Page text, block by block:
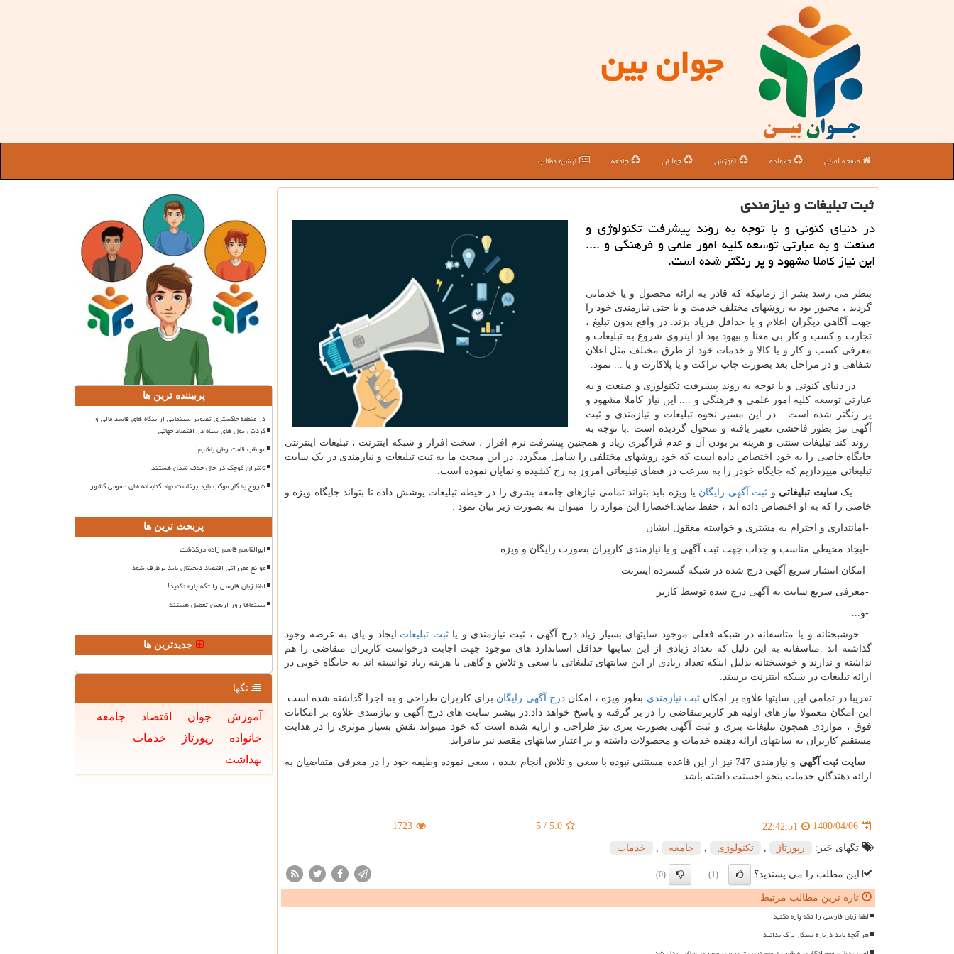
جوان بین
صفحه اصلی خانواده آموزش جوانان جامعه آرشیو مطالب
ثبت تبلیغات و نیازمندی
در دنیای كنونی و با توجه به روند پیشرفت تكنولوژی و
صنعت و به عبارتی توسعه كلیه امور علمی و فرهنگی و ....
این نیاز كاملا مشهود و پر رنگتر شده است.
بنظر می رسد بشر از زمانیکه که قادر به ارائه محصول و یا خدماتی
گردید ، مجبور بود به روشهای مختلف خدمت و یا حتی نیازمندی خود را
جهت آگاهی دیگران اعلام و یا حداقل فریاد بزند. در واقع بدون تبلیغ ،
تجارت و کسب و کار بی معنا و بیهود بود.از اینروی شروع به تبلیغات و
معرفی کسب و کار و یا کالا و خدمات خود از طرق مختلف مثل اعلان
شفاهی و در مراحل بعد بصورت چاپ تراکت و یا پلاکارت و یا ... نمود.
در دنیای کنونی و با توجه به روند پیشرفت تکنولوژی و صنعت و به
عبارتی توسعه کلیه امور علمی و فرهنگی و .... این نیاز کاملا مشهود و
پر رنگتر شده است . در این مسیر نحوه تبلیغات و نیازمندی و ثبت
آگهی نیز بطور فاحشی تغییر یافته و متحول گردیده است .با توجه به
روند کند تبلیغات سنتی و هزینه بر بودن آن و عدم فراگیری زیاد و همچنین پیشرفت نرم افزار ، سخت افزار و شبکه اینترنت ، تبلیغات اینترنتی
جایگاه خاصی را به خود اختصاص داده است که خود روشهای مختلفی را شامل میگردد. در این مبحث ما به ثبت تبلیغات و نیازمندی در یک سایت
تبلیغاتی میپردازیم که جایگاه خودر را به سرعت در فضای تبلیغاتی امروز به رخ کشیده و نمایان نموده است.
یکسایت تبلیغاتی و ثبت آگهی رایگان یا ویژه باید بتواند تمامی نیازهای جامعه بشری را در حیطه تبلیغات پوشش داده تا بتواند جایگاه ویژه و
خاصی را که به او اختصاص داده اند ، حفظ نماید.اختصارا این موارد را میتوان به بصورت زیر بیان نمود :
- امانتداری و احترام به مشتری و خواسته معقول ایشان
- ایجاد محیطی مناسب و جذاب جهت ثبت آگهی و یا نیازمندی کاربران بصورت رایگان و ویژه
- امکان انتشار سریع آگهی درج شده در شبکه گسترده اینترنت
-معرفی سریع سایت به آگهی درج شده توسط کاربر
-و...
خوشبختانه و یا متاسفانه در شبکه فعلی موجود سایتهای بسیار زیاد درج آگهی ، ثبت نیازمندی و یاثبت تبلیغات ایجاد و پای به عرصه وجود
گذاشته اند .متاسفانه به این دلیل که تعداد زیادی از این سایتها حداقل استاندارد های موجود جهت اجابت درخواست کاربران متقاضی را هم
نداشته و ندارند و خوشبختانه بدلیل اینکه تعداد زیادی از این سایتهای تبلیغاتی با سعی و تلاش و گاهی با هزینه زیاد توانسته اند به جایگاه خوبی در
ارائه تبلیغات در شبکه اینترنت برسند.
تقریبا در تمامی این سایتها علاوه بر امکانثبت نیازمندی بطور ویژه ، امکاندرج آگهی رایگان برای کاربران طراحی و به اجرا گذاشته شده است.
این امکان معمولا نیاز های اولیه هر کاربرمتقاضی را در بر گرفته و پاسخ خواهد داد.در بیشتر سایت های درج آگهی و نیازمندی علاوه بر امکانات
فوق ، مواردی همچون تبلیغات بنری و ثبت آگهی بصورت بنری نیز طراحی و ارایه شده است که خود میتواند نقش بسیار موثری را در هدایت
مستقیم کاربران به سایتهای ارائه دهنده خدمات و محصولات داشته و بر اعتبار سایتهای مقصد نیز بیافزاید.
سایت ثبت آگهی
و نیازمندی 747 نیز از این قاعده مستثنی نبوده با سعی و تلاش انجام شده ، سعی نموده وظیفه خود را در معرفی متقاضیان به
ارائه دهندگان خدمات بنحو احسنت داشته باشد.
1400/04/06
22:42:51
5.0
/
5
1723
تگهای خبر: رپورتاژ تكنولوژی جامعه خدمات
این مطلب را می پسندید؟ (1)
(0)
تازه ترین مطالب مرتبط
لطفا زبان فارسی را تکه پاره نکنید!
هر آنچه باید درباره سیگار برگ بدانید
پربیننده ترین ها
در منطقه خاکستری تصویر سینمایی از بنگاه های فاسد مالی و
گردش پول های سیاه در اقتصاد جهانی
مواظب قامت وطن باشیم!
ناشران کوچک در حال حذف شدن هستند
شروع به کار موکب باید برخاست نهاد کتابخانه های عمومی کشور
پربحث ترین ها
ابوالقاسم قاسم زاده درگذشت
موانع مقرراتی اقتصاد دیجیتال باید برطرف شود
لطفا زبان فارسی را تکه پاره نکنید!
سینماها روز اربعین تعطیل هستند
جدیدترین ها
تگها
آموزش جوان اقتصاد
جامعه
خانواده
رپورتاژ
خدمات
بهداشت